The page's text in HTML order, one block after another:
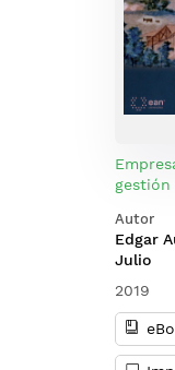
Autor
Edgar
Julio
2019